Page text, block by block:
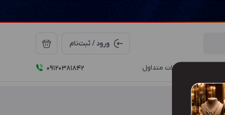
ورود / ثبت‌نام
سوالات متداول 09120381842